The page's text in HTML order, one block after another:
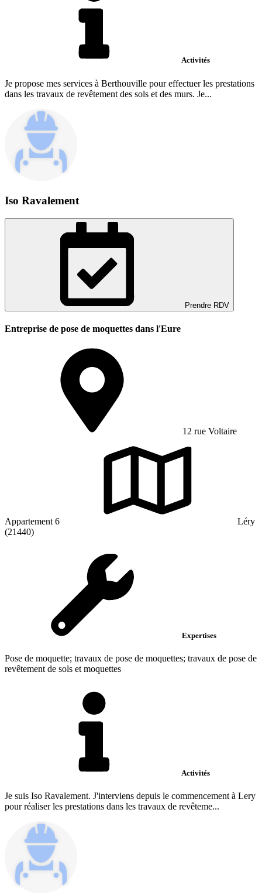
Activités
Je propose mes services à Berthouville pour effectuer les prestations
dans les travaux de revêtement des sols et des murs. Je...
Iso Ravalement
Prendre RDV
Entreprise de pose de moquettes dans l'Eure
12 rue Voltaire
Appartement 6
Léry
(21440)
Expertises
Pose de moquette; travaux de pose de moquettes; travaux de pose de
revêtement de sols et moquettes
Activités
Je suis Iso Ravalement. J'interviens depuis le commencement à Lery
pour réaliser les prestations dans les travaux de revêteme...